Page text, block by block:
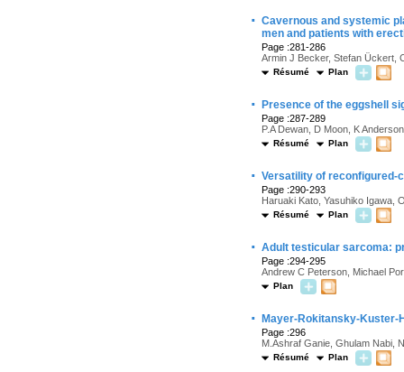
· Cavernous and systemic
men and patients with
Page :281-286
Armin J Becker, Stefan Ückert,
Résumé Plan
· Presence of the eggshell
Page :287-289
P.A Dewan, D Moon, K Anderson
Résumé Plan
· Versatility of reconfigured-
Page :290-293
Haruaki Kato, Yasuhiko Igawa,
Résumé Plan
· Adult testicular sarcoma:
Page :294-295
Andrew C Peterson, Michael
Plan
· Mayer-Rokitansky-Kuster-
Page :296
M.Ashraf Ganie, Ghulam Nabi,
Résumé Plan